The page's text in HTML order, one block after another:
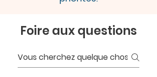
Foire aux questions